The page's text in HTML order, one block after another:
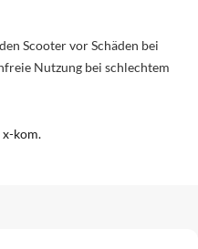
Scooter vor Schäden bei
Nutzung bei schlechtem
x-kom.